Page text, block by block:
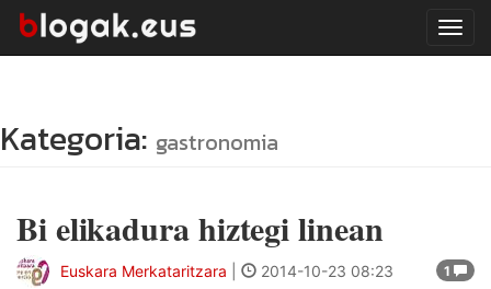
Kategoria: gastronomia
Bi elikadura hiztegi linean
1
Euskara Merkataritzara 2014-10-23 08:23